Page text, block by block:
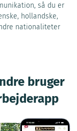
så du er
hollandske,
nationaliteter
bruger